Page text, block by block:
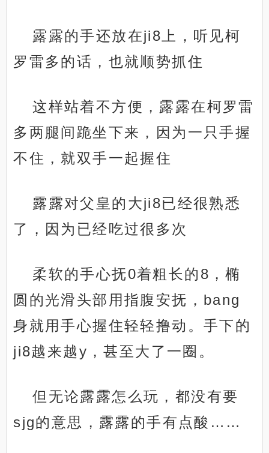
露露的手还放在ji8上，听见柯
罗雷多的话，也就顺势抓住
这样站着不方便，露露在柯罗雷
多两腿间跪坐下来，因为一只手握
不住，就双手一起握住
露露对父皇的大ji8已经很熟悉
了，因为已经吃过很多次
柔软的手心抚0着粗长的8，椭
圆的光滑头部用指腹安抚，bang
身就用手心握住轻轻撸动。手下的
ji8越来越y，甚至大了一圈。
但无论露露怎么玩，都没有要
sjg的意思，露露的手有点酸……